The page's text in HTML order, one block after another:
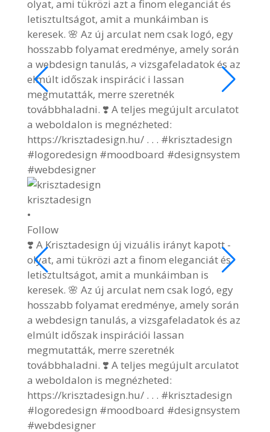
krisztadesign
•
Follow
❣️ A Krisztadesign új vizuális irányt kapott -
olyat, ami tükrözi azt a finom eleganciát és
letisztultságot, amit a munkáimban is
keresek. 🌸 Az új arculat nem csak logó, egy
hosszabb folyamat eredménye, amely során
a webdesign tanulás, a vizsgafeladatok és az
elmúlt időszak inspirációi lassan
megmutatták, merre szeretnék
továbbhaladni. ❣️ A teljes megújult arculatot
a weboldalon is megnézheted:
https://krisztadesign.hu/ . . . #krisztadesign
#logoredesign #moodboard #designsystem
#webdesigner